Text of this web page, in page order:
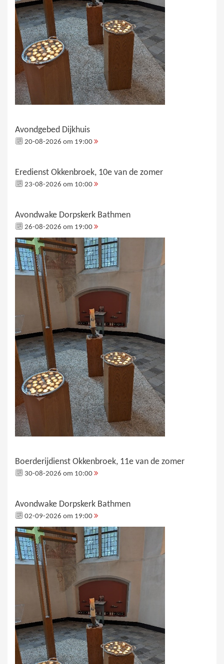
Avondgebed Dijkhuis
20-08-2026 om 19:00
Eredienst Okkenbroek, 10e van de zomer
23-08-2026 om 10:00
Avondwake Dorpskerk Bathmen
26-08-2026 om 19:00
Boerderijdienst Okkenbroek, 11e van de zomer
30-08-2026 om 10:00
Avondwake Dorpskerk Bathmen
02-09-2026 om 19:00